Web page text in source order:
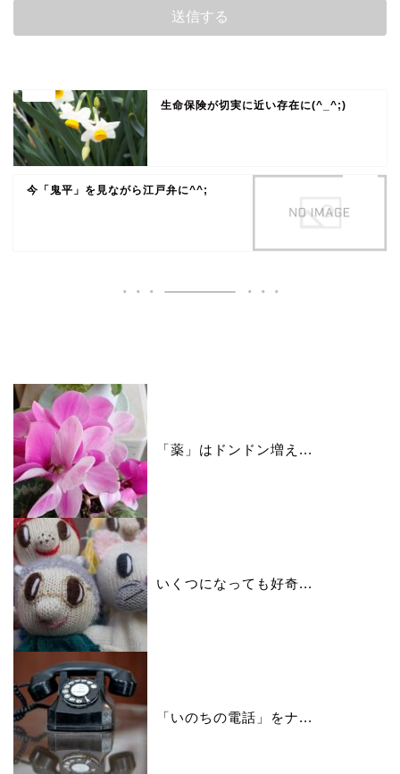
生命保険が切実に近い存在に(^_^;)
今「鬼平」を見ながら江戸弁に^^;
「薬」はドンドン増え...
いくつになっても好奇...
「いのちの電話」をナ...